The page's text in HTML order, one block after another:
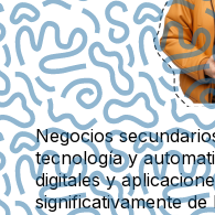
Negocios
tecnología y
digitales y
significativamente